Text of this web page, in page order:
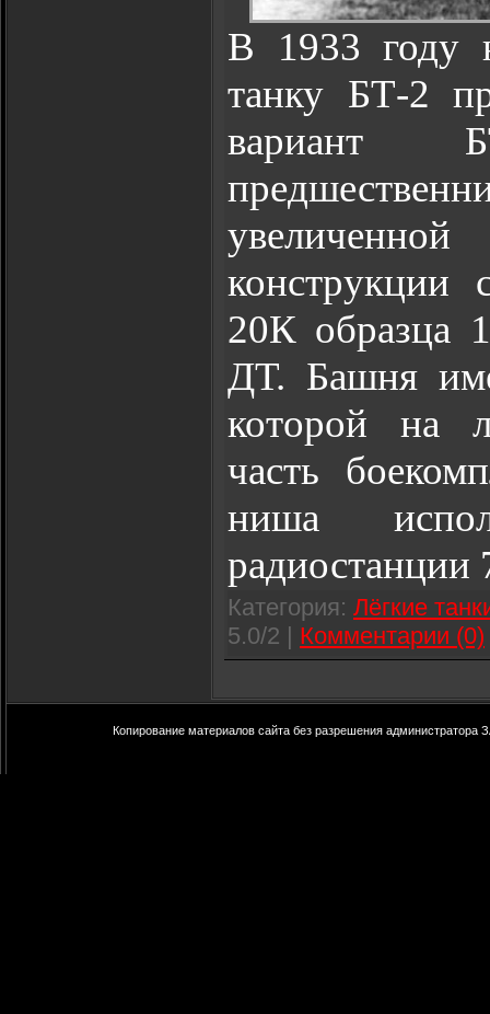
В 1933 году
танку БТ-2
вариант
20К образца
ДТ. Башня
которой на
часть
ниша
Категория: Лёгкие
5.0/2 | Комментарии (0)
Копирование материалов сайта без разрешения